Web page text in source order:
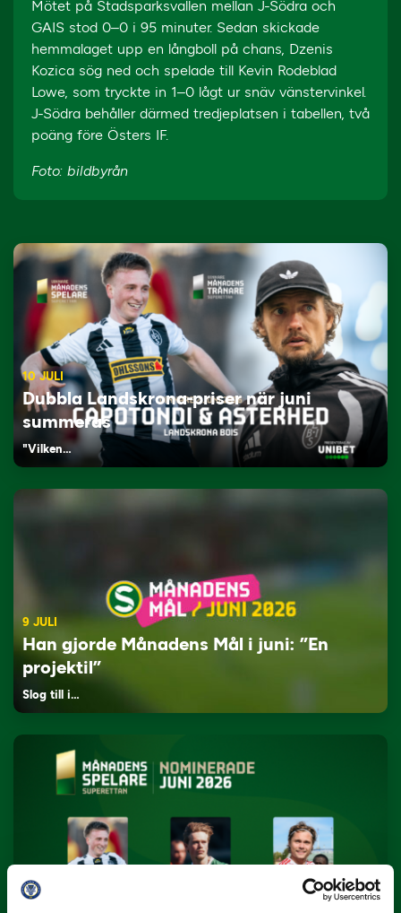
Mötet på Stadsparksvallen mellan J-Södra och
GAIS stod 0–0 i 95 minuter. Sedan skickade
hemmalaget upp en långboll på chans, Dzenis
Kozica sög ned och spelade till Kevin Rodeblad
Lowe, som tryckte in 1–0 lågt ur snäv vänstervinkel.
J-Södra behåller därmed tredjeplatsen i tabellen, två
poäng före Östers IF.
Foto: bildbyrån
10 JULI
Dubbla Landskrona-priser när juni
summeras
"Vilken…
9 JULI
Han gjorde Månadens Mål i juni: ”En
projektil”
Slog till i…
3 JULI